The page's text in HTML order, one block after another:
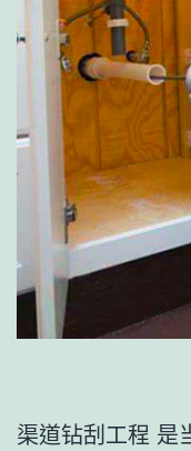
渠道钻刮工程 是